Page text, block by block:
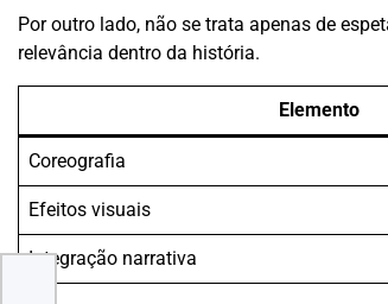
Por outro lado, não se trata apenas de
relevância dentro da história.
Elemento
Coreografia
Efeitos visuais
Integração narrativa